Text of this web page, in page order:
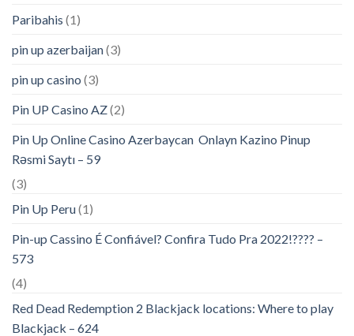
Paribahis (1)
pin up azerbaijan(3)
pin up casino (3)
Pin UP Casino AZ(2)
Pin Up Online Casino Azerbaycan ️ Onlayn Kazino Pinup
Rəsmi Saytı – 59
(3)
Pin Up Peru(1)
Pin-up Cassino É Confiável? Confira Tudo Pra 2022!???? –
573
(4)
Red Dead Redemption 2 Blackjack locations: Where to play
Blackjack – 624